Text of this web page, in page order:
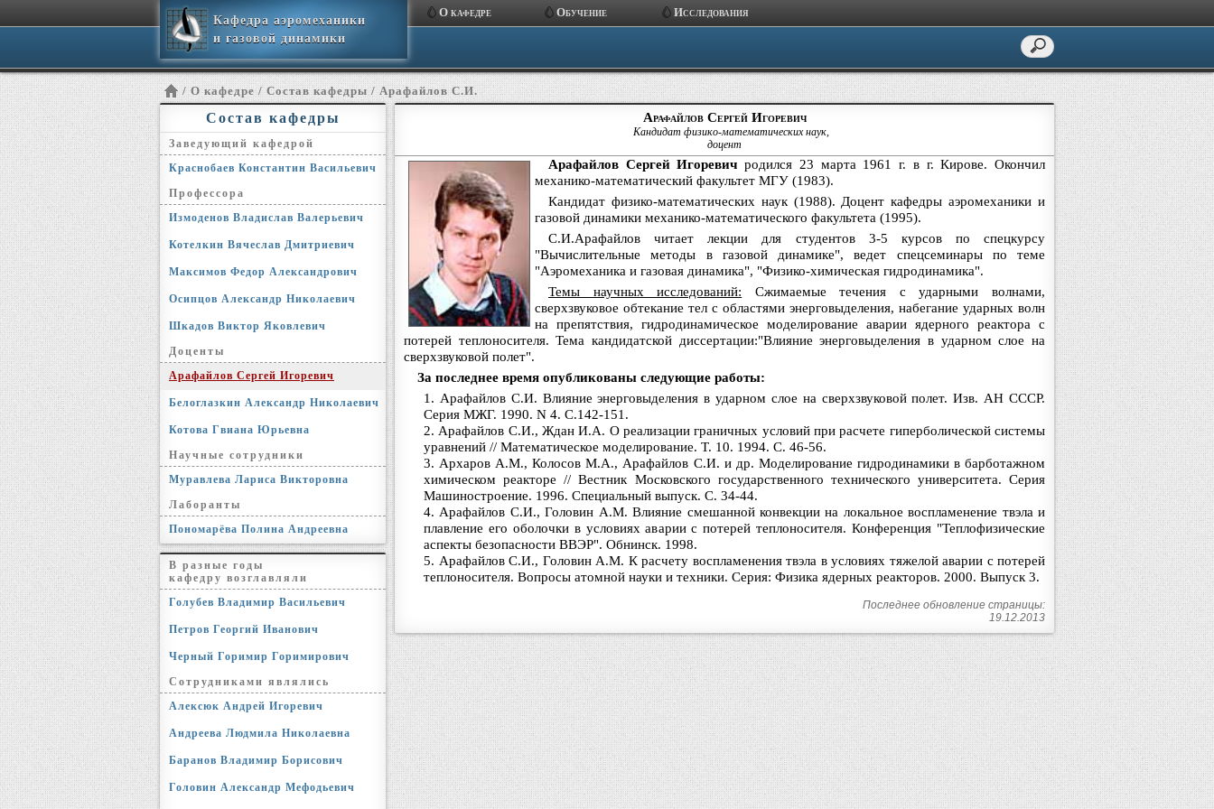
О кафедре Обучение Исследования
Кафедра аэромеханики
и газовой динамики
/ О кафедре /Cостав кафедры/ Арафайлов С.И.
Состав кафедры
Заведующий кафедрой
Краснобаев Константин Васильевич
Профессора
Измоденов Владислав Валерьевич
Котелкин Вячеслав Дмитриевич
Максимов Федор Александрович
Осипцов Александр Николаевич
Шкадов Виктор Яковлевич
Доценты
Арафайлов Сергей Игоревич
Белоглазкин Александр Николаевич
Котова Гвиана Юрьевна
Научные сотрудники
Муравлева Лариса Викторовна
Лаборанты
Пономарёва Полина Андреевна
В разные годы
кафедру возглавляли
Голубев Владимир Васильевич
Петров Георгий Иванович
Черный Горимир Горимирович
Сотрудниками являлись
Алексюк Андрей Игоревич
Андреева Людмила Николаевна
Баранов Владимир Борисович
Головин Александр Мефодьевич
Арафайлов Сергей Игоревич
Кандидат физико-математических наук,
доцент
Арафайлов Сергей Игоревич родился 23 марта 1961 г. в г. Кирове. Окончил
механико-математический факультет МГУ (1983).
Кандидат физико-математических наук (1988). Доцент кафедры аэромеханики и
газовой динамики механико-математического факультета (1995).
С.И.Арафайлов читает лекции для студентов 3-5 курсов по спецкурсу
"Вычислительные методы в газовой динамике", ведет спецсеминары по теме
"Аэромеханика и газовая динамика", "Физико-химическая гидродинамика".
Темы научных исследований: Сжимаемые течения с ударными волнами,
сверхзвуковое обтекание тел с областями энерговыделения, набегание ударных волн
на препятствия, гидродинамическое моделирование аварии ядерного реактора с
потерей теплоносителя. Тема кандидатской диссертации:"Влияние энерговыделения в ударном слое на
сверхзвуковой полет".
За последнее время опубликованы следующие работы:
Арафайлов С.И. Влияние энерговыделения в ударном слое на сверхзвуковой полет. Изв. АН СССР.
Серия МЖГ. 1990. N 4. С.142-151.
Арафайлов С.И., Ждан И.А. О реализации граничных условий при расчете гиперболической системы
уравнений // Математическое моделирование. Т. 10. 1994. С. 46-56.
Архаров А.М., Колосов М.А., Арафайлов С.И. и др. Моделирование гидродинамики в барботажном
химическом реакторе // Вестник Московского государственного технического университета. Серия
Машиностроение. 1996. Специальный выпуск. С. 34-44.
Арафайлов С.И., Головин А.М. Влияние смешанной конвекции на локальное воспламенение твэла и
плавление его оболочки в условиях аварии с потерей теплоносителя. Конференция "Теплофизические
аспекты безопасности ВВЭР". Обнинск. 1998.
Арафайлов С.И., Головин А.М. К расчету воспламенения твэла в условиях тяжелой аварии с потерей
теплоносителя. Вопросы атомной науки и техники. Серия: Физика ядерных реакторов. 2000. Выпуск 3.
Последнее обновление страницы:
19.12.2013